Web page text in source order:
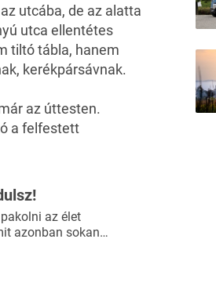
utcába, de az alatta
utca ellentétes
tiltó tábla, hanem
kerékpársávnak.
az úttesten.
a felfestett
az élet
azonban sokan…